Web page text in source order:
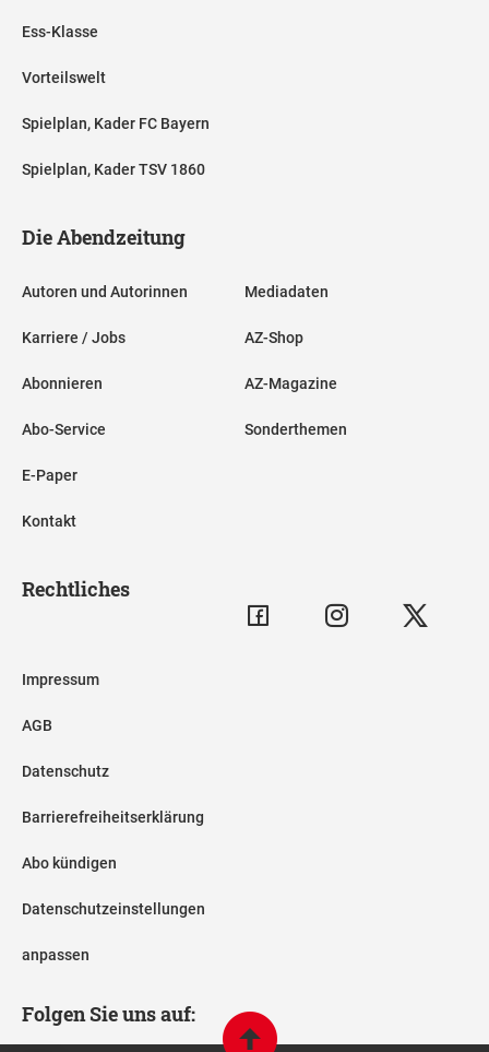
Ess-Klasse
Vorteilswelt
Spielplan, Kader FC Bayern
Spielplan, Kader TSV 1860
Die Abendzeitung
Autoren und Autorinnen
Karriere / Jobs
Abonnieren
Abo-Service
E-Paper
Kontakt
Mediadaten
AZ-Shop
AZ-Magazine
Sonderthemen
Rechtliches
Impressum
AGB
Datenschutz
Barrierefreiheitserklärung
Abo kündigen
Datenschutzeinstellungen
anpassen
Folgen Sie uns auf: